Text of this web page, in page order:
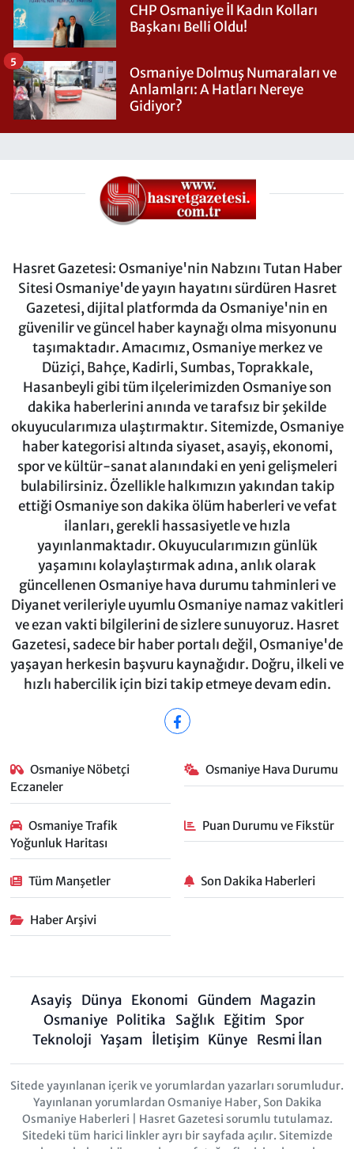
CHP Osmaniye İl Kadın Kolları
Başkanı Belli Oldu!
Osmaniye Dolmuş Numaraları ve
Anlamları: A Hatları Nereye
Gidiyor?
5
Hasret Gazetesi: Osmaniye'nin Nabzını Tutan Haber
Sitesi Osmaniye'de yayın hayatını sürdüren Hasret
Gazetesi, dijital platformda da Osmaniye'nin en
güvenilir ve güncel haber kaynağı olma misyonunu
taşımaktadır. Amacımız, Osmaniye merkez ve
Düziçi, Bahçe, Kadirli, Sumbas, Toprakkale,
Hasanbeyli gibi tüm ilçelerimizden Osmaniye son
dakika haberlerini anında ve tarafsız bir şekilde
okuyucularımıza ulaştırmaktır. Sitemizde, Osmaniye
haber kategorisi altında siyaset, asayiş, ekonomi,
spor ve kültür-sanat alanındaki en yeni gelişmeleri
bulabilirsiniz. Özellikle halkımızın yakından takip
ettiği Osmaniye son dakika ölüm haberleri ve vefat
ilanları, gerekli hassasiyetle ve hızla
yayınlanmaktadır. Okuyucularımızın günlük
yaşamını kolaylaştırmak adına, anlık olarak
güncellenen Osmaniye hava durumu tahminleri ve
Diyanet verileriyle uyumlu Osmaniye namaz vakitleri
ve ezan vakti bilgilerini de sizlere sunuyoruz. Hasret
Gazetesi, sadece bir haber portalı değil, Osmaniye'de
yaşayan herkesin başvuru kaynağıdır. Doğru, ilkeli ve
hızlı habercilik için bizi takip etmeye devam edin.
Osmaniye Nöbetçi
Eczaneler
Osmaniye Hava Durumu
Osmaniye Trafik
Yoğunluk Haritası
Puan Durumu ve Fikstür
Tüm Manşetler Son Dakika Haberleri
Haber Arşivi
Asayiş Dünya Ekonomi Gündem Magazin
Osmaniye Politika Sağlık Eğitim
Spor
Teknoloji Yaşam İletişim Künye Resmi İlan
Sitede yayınlanan içerik ve yorumlardan yazarları sorumludur.
Yayınlanan yorumlardan Osmaniye Haber, Son Dakika
Osmaniye Haberleri | Hasret Gazetesi sorumlu tutulamaz.
Sitedeki tüm harici linkler ayrı bir sayfada açılır. Sitemizde